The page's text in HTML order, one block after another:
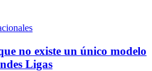
no existe un único modelo
Ligas